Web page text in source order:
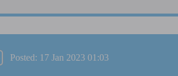
Posted: 17 Jan 2023 01:03